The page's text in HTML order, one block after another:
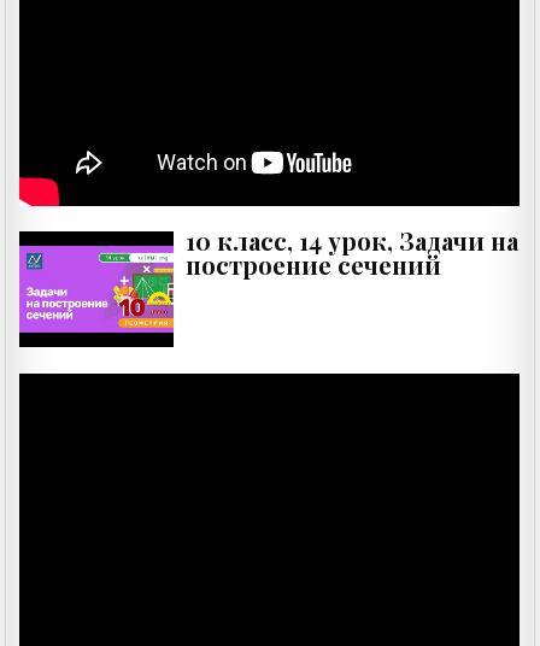
10 класс, 14 урок, Задачи на
построение сечений